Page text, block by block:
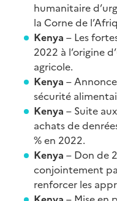
humanitaire
la Corne de
Kenya – Les
2022 à l’origine
agricole.
Kenya –
sécurité
Kenya – Suite
achats de
% en 2022.
Kenya – Don de
conjointement
renforcer les